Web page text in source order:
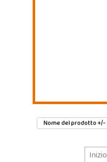
Nome del prodotto +/-
Inizio